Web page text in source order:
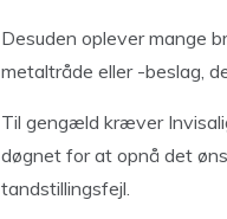
Desuden oplever mange
metaltråde eller -beslag,
Til gengæld kræver
døgnet for at opnå det
tandstillingsfejl.